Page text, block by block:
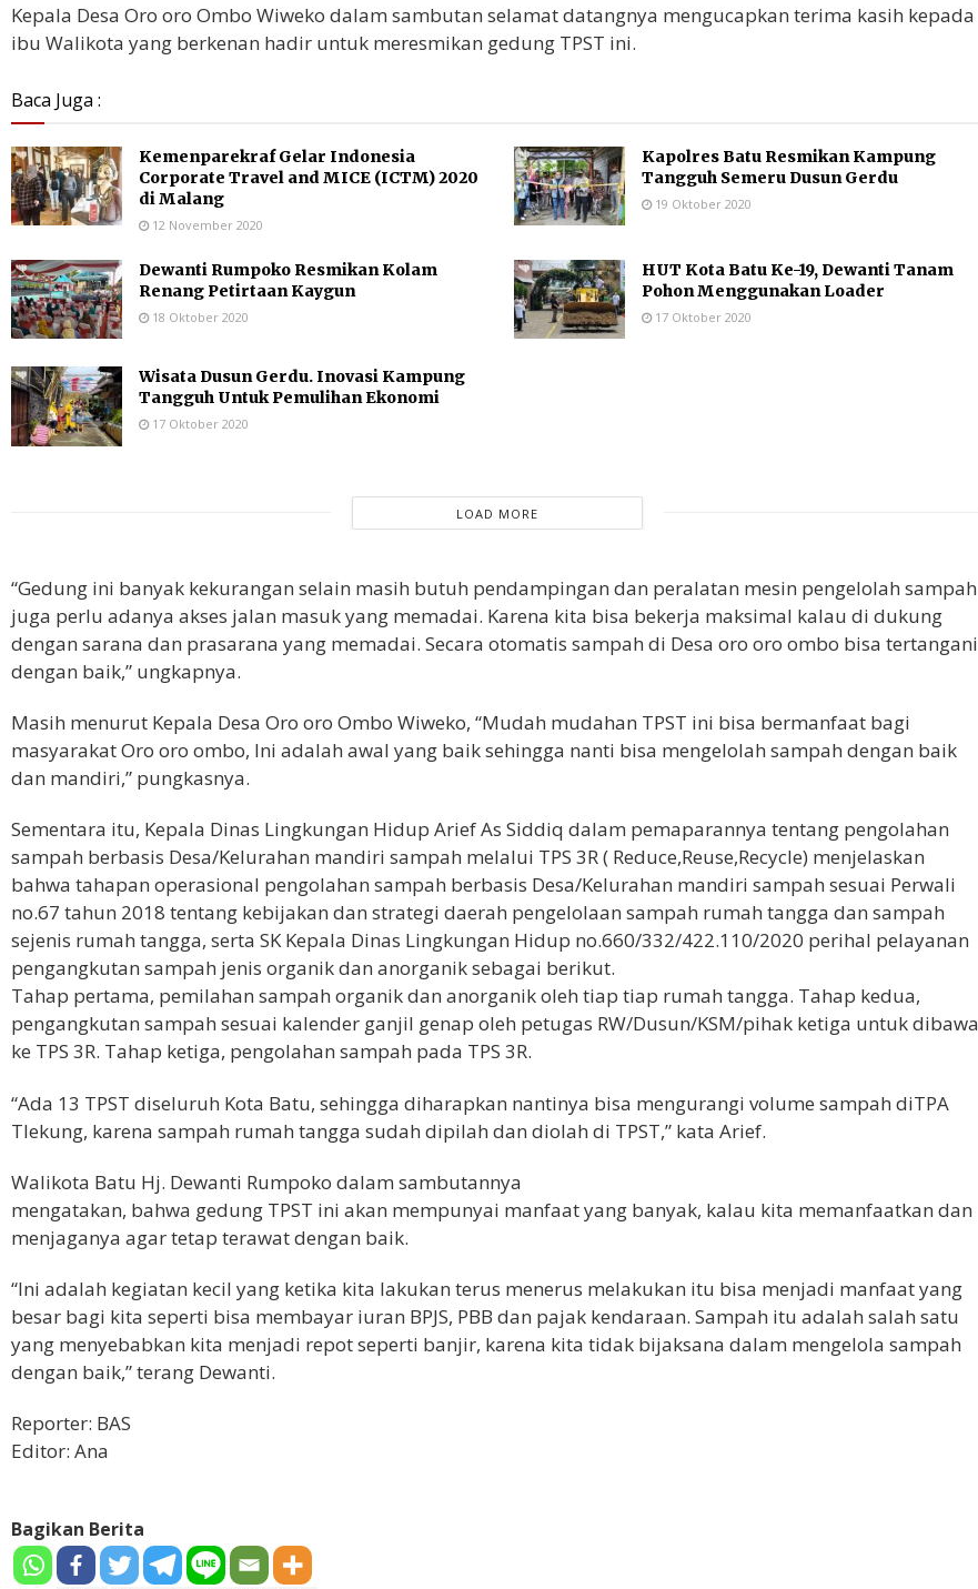
Kepala Desa Oro oro Ombo Wiweko dalam sambutan selamat datangnya mengucapkan terima kasih kepada
ibu Walikota yang berkenan hadir untuk meresmikan gedung TPST ini.
Baca Juga :
Kemenparekraf Gelar Indonesia
Corporate Travel and MICE (ICTM) 2020
di Malang
12 November 2020
Kapolres Batu Resmikan Kampung
Tangguh Semeru Dusun Gerdu
19 Oktober 2020
Dewanti Rumpoko Resmikan Kolam
Renang Petirtaan Kaygun
18 Oktober 2020
HUT Kota Batu Ke-19, Dewanti Tanam
Pohon Menggunakan Loader
17 Oktober 2020
Wisata Dusun Gerdu. Inovasi Kampung
Tangguh Untuk Pemulihan Ekonomi
17 Oktober 2020
LOAD MORE
“Gedung ini banyak kekurangan selain masih butuh pendampingan dan peralatan mesin pengelolah sampah
juga perlu adanya akses jalan masuk yang memadai. Karena kita bisa bekerja maksimal kalau di dukung
dengan sarana dan prasarana yang memadai. Secara otomatis sampah di Desa oro oro ombo bisa tertangani
dengan baik,” ungkapnya.
Masih menurut Kepala Desa Oro oro Ombo Wiweko, “Mudah mudahan TPST ini bisa bermanfaat bagi
masyarakat Oro oro ombo, Ini adalah awal yang baik sehingga nanti bisa mengelolah sampah dengan baik
dan mandiri,” pungkasnya.
Sementara itu, Kepala Dinas Lingkungan Hidup Arief As Siddiq dalam pemaparannya tentang pengolahan
sampah berbasis Desa/Kelurahan mandiri sampah melalui TPS 3R ( Reduce,Reuse,Recycle) menjelaskan
bahwa tahapan operasional pengolahan sampah berbasis Desa/Kelurahan mandiri sampah sesuai Perwali
no.67 tahun 2018 tentang kebijakan dan strategi daerah pengelolaan sampah rumah tangga dan sampah
sejenis rumah tangga, serta SK Kepala Dinas Lingkungan Hidup no.660/332/422.110/2020 perihal pelayanan
pengangkutan sampah jenis organik dan anorganik sebagai berikut.
Tahap pertama, pemilahan sampah organik dan anorganik oleh tiap tiap rumah tangga. Tahap kedua,
pengangkutan sampah sesuai kalender ganjil genap oleh petugas RW/Dusun/KSM/pihak ketiga untuk dibawa
ke TPS 3R. Tahap ketiga, pengolahan sampah pada TPS 3R.
“Ada 13 TPST diseluruh Kota Batu, sehingga diharapkan nantinya bisa mengurangi volume sampah diTPA
Tlekung, karena sampah rumah tangga sudah dipilah dan diolah di TPST,” kata Arief.
Walikota Batu Hj. Dewanti Rumpoko dalam sambutannya
mengatakan, bahwa gedung TPST ini akan mempunyai manfaat yang banyak, kalau kita memanfaatkan dan
menjaganya agar tetap terawat dengan baik.
“Ini adalah kegiatan kecil yang ketika kita lakukan terus menerus melakukan itu bisa menjadi manfaat yang
besar bagi kita seperti bisa membayar iuran BPJS, PBB dan pajak kendaraan. Sampah itu adalah salah satu
yang menyebabkan kita menjadi repot seperti banjir, karena kita tidak bijaksana dalam mengelola sampah
dengan baik,” terang Dewanti.
Reporter: BAS
Editor: Ana
Bagikan Berita